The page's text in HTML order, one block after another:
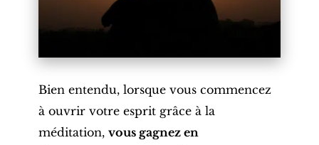
Bien entendu, lorsque vous commencez
à ouvrir votre esprit grâce à la
méditation, vous gagnez en